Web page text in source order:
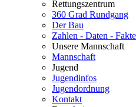
Rettungszentrum
360 Grad Rundgang
Der Bau
Zahlen - Daten -
Unsere Mannschaft
Mannschaft
Jugend
Jugendinfos
Jugendordnung
Kontakt